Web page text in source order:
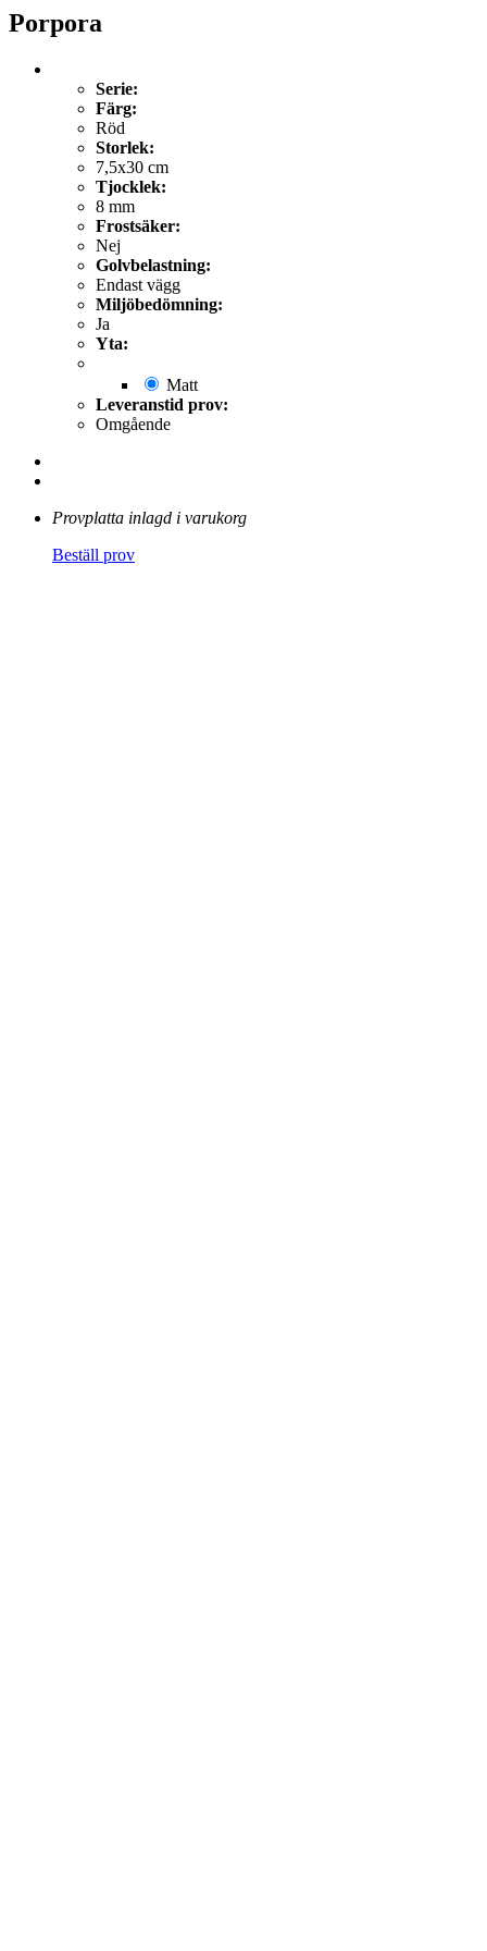
Porpora
Serie:
Färg:
Röd
Storlek:
7,5x30 cm
Tjocklek:
8 mm
Frostsäker:
Nej
Golvbelastning:
Endast vägg
Miljöbedömning:
Ja
Yta:
Matt
Leveranstid prov:
Omgående
Provplatta inlagd i varukorg
Beställ prov